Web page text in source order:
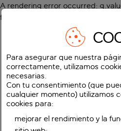
A rendering error occurred:
function
Para asegurar que nuestra
correctamente, utilizamos
necesarias.
Con tu consentimiento (que
cualquier momento) utilizamos
cookies para:
mejorar el rendimiento y la